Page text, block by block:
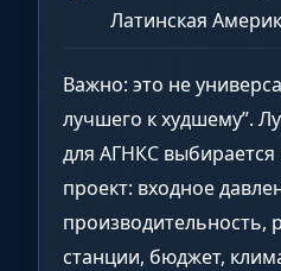
Латинская
Важно: это не
лучшего к худшему”.
для АГНКС
проект: входное
производительность,
станции, бюджет,